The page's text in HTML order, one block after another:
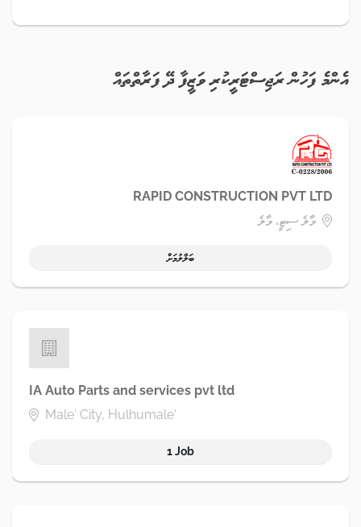
އެންމެ ފަހުން ރަޖިސްޓަރީކުރި ވަޒީފާ ދޭ ފަރާތްތައް
RAPID CONSTRUCTION PVT LTD
މާލެ ސިޓީ، މާލެ
ބަލާލުމަށް
IA Auto Parts and services pvt ltd
Male' City, Hulhumale'
1 Job